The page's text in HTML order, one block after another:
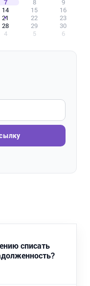
7 8
9
14 15
16
21 22
23
28 29
30
4 5 6
списать